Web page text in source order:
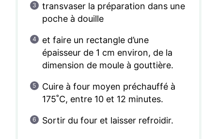
transvaser la préparation dans une
poche à douille
et faire un rectangle d’une
épaisseur de 1 cm environ, de la
dimension de moule à gouttière.
Cuire à four moyen préchauffé à
175˚C, entre 10 et 12 minutes.
Sortir du four et laisser refroidir.